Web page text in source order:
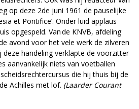
op deze 2de juni 1961 de pauselijke
et Pontifice’. Onder luid applaus
opgespeld. Van de KNVB, afdeling
avond voor het vele werk de zilveren
deze handeling verklapte de voorzitter
aanvankelijk niets van voetballen
die hij thuis bij de
Achilles met lof. (Laarder Courant